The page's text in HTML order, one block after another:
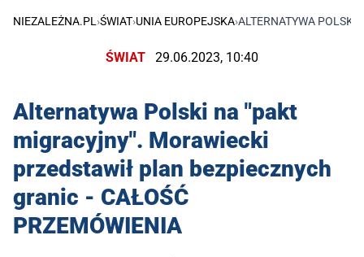
NIEZALEŻNA.PL ›ŚWIAT›UNIA EUROPEJSKA›ALTERNATYWA POLSKI
ŚWIAT 29.06.2023, 10:40
Alternatywa Polski na "pakt
migracyjny". Morawiecki
przedstawił plan bezpiecznych
granic - CAŁOŚĆ
PRZEMÓWIENIA